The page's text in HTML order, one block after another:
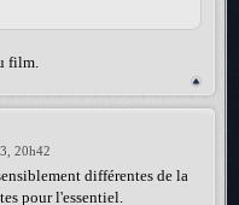
film.
20h42
différentes de la
pour l'essentiel.